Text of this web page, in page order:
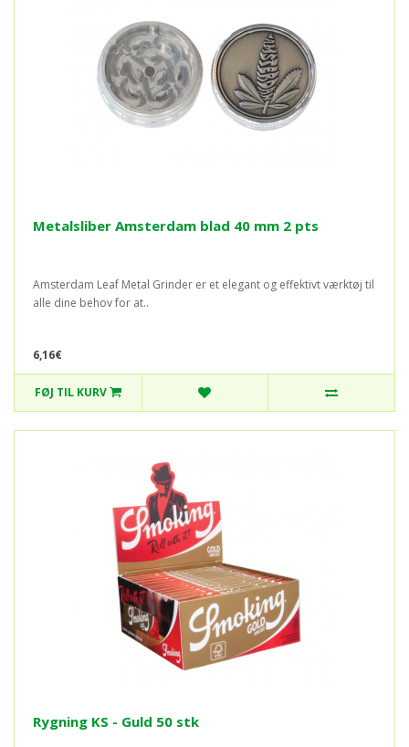
Metalsliber Amsterdam blad 40 mm 2 pts
Amsterdam Leaf Metal Grinder er et elegant og effektivt værktøj til
alle dine behov for at..
6,16€
FØJ TIL KURV
Rygning KS - Guld 50 stk